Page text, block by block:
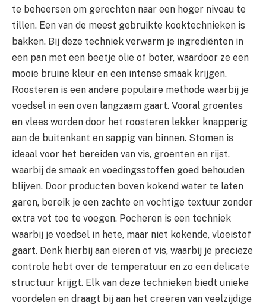
te beheersen om gerechten naar een hoger niveau te
tillen. Een van de meest gebruikte kooktechnieken is
bakken. Bij deze techniek verwarm je ingrediënten in
een pan met een beetje olie of boter, waardoor ze een
mooie bruine kleur en een intense smaak krijgen.
Roosteren is een andere populaire methode waarbij je
voedsel in een oven langzaam gaart. Vooral groentes
en vlees worden door het roosteren lekker knapperig
aan de buitenkant en sappig van binnen. Stomen is
ideaal voor het bereiden van vis, groenten en rijst,
waarbij de smaak en voedingsstoffen goed behouden
blijven. Door producten boven kokend water te laten
garen, bereik je een zachte en vochtige textuur zonder
extra vet toe te voegen. Pocheren is een techniek
waarbij je voedsel in hete, maar niet kokende, vloeistof
gaart. Denk hierbij aan eieren of vis, waarbij je precieze
controle hebt over de temperatuur en zo een delicate
structuur krijgt. Elk van deze technieken biedt unieke
voordelen en draagt bij aan het creëren van veelzijdige